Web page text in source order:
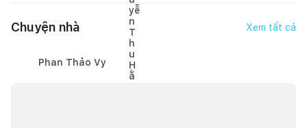
Chuyện nhà Xem tất cả
Phan Thảo Vy